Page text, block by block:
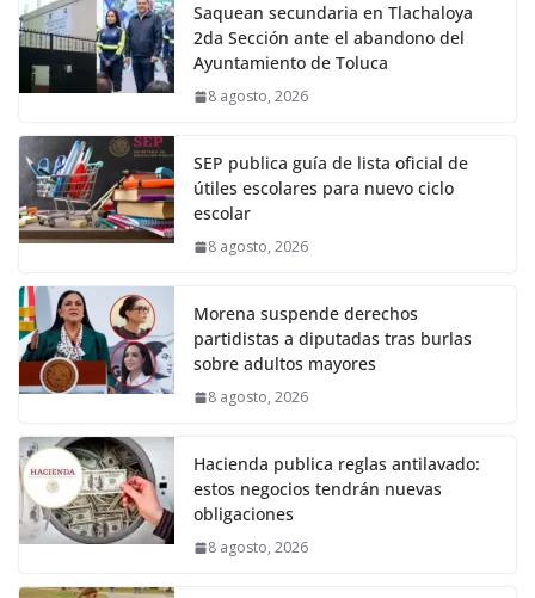
Saquean secundaria en Tlachaloya
2da Sección ante el abandono del
Ayuntamiento de Toluca
8 agosto, 2026
SEP publica guía de lista oficial de
útiles escolares para nuevo ciclo
escolar
8 agosto, 2026
Morena suspende derechos
partidistas a diputadas tras burlas
sobre adultos mayores
8 agosto, 2026
Hacienda publica reglas antilavado:
estos negocios tendrán nuevas
obligaciones
8 agosto, 2026